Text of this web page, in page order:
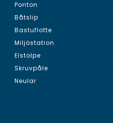
Ponton
Båtslip
Bastuflotte
Miljöstation
Elstolpe
Skruvpåle
Neular